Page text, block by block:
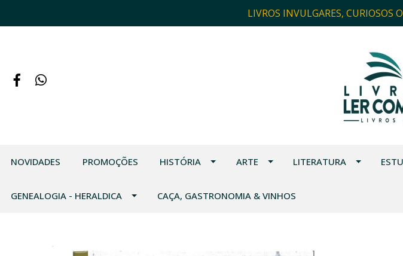
LIVROS INVULGARES, CURIOSOS
NOVIDADES PROMOÇÕES HISTÓRIA ARTE LITERATURA
GENEALOGIA - HERALDICA CAÇA, GASTRONOMIA & VINHOS